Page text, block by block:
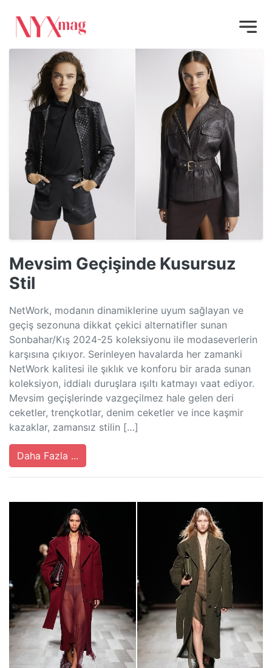
Mevsim Geçişinde Kusursuz
Stil
NetWork, modanın dinamiklerine uyum sağlayan ve
geçiş sezonuna dikkat çekici alternatifler sunan
Sonbahar/Kış 2024-25 koleksiyonu ile modaseverlerin
karşısına çıkıyor. Serinleyen havalarda her zamanki
NetWork kalitesi ile şıklık ve konforu bir arada sunan
koleksiyon, iddialı duruşlara ışıltı katmayı vaat ediyor.
Mevsim geçişlerinde vazgeçilmez hale gelen deri
ceketler, trençkotlar, denim ceketler ve ince kaşmir
kazaklar, zamansız stilin […]
Daha Fazla ...